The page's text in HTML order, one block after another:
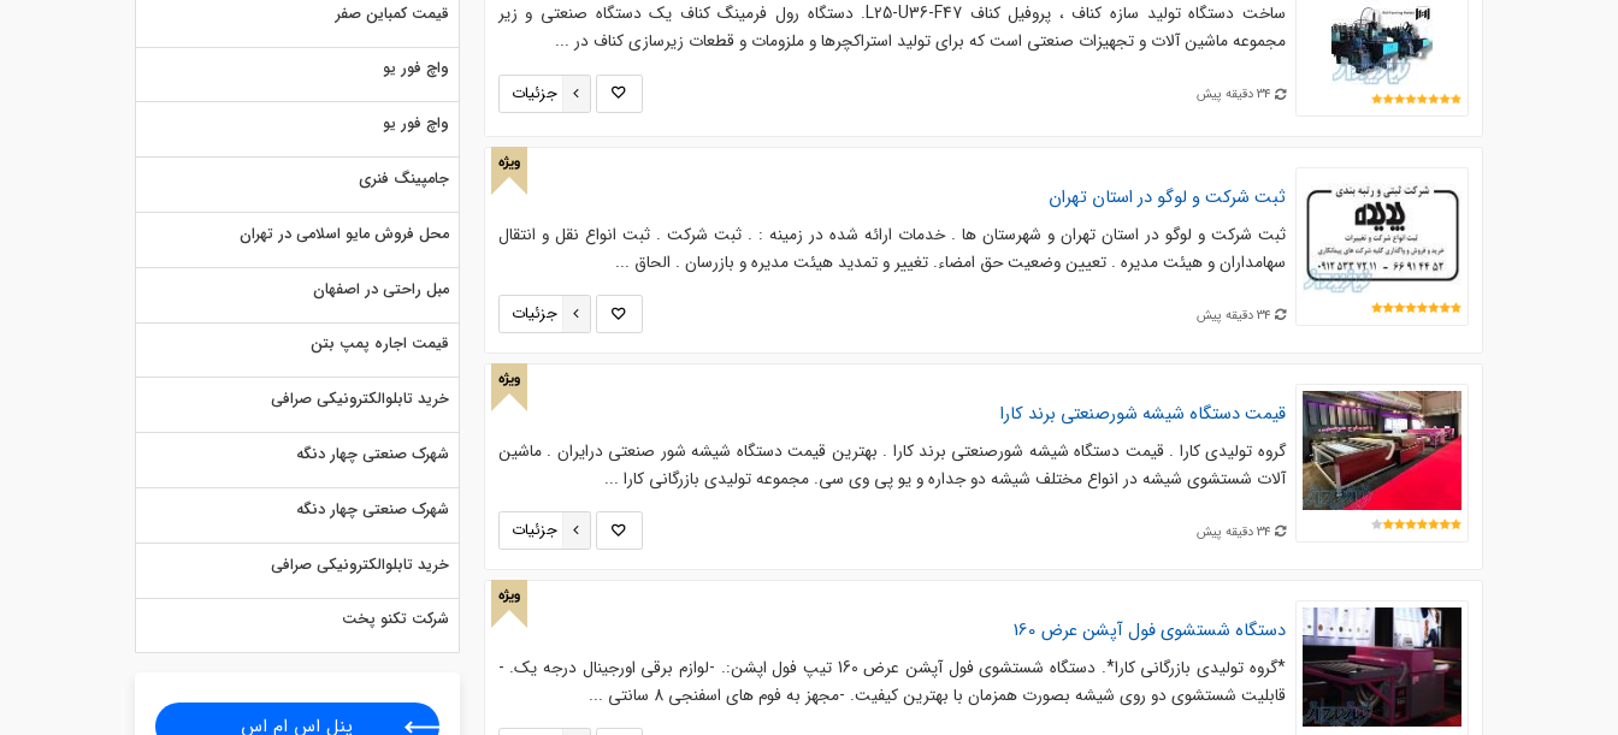
ساخت دستگاه تولید سازه کناف ، پروفیل کناف L25-U36-F47. دستگاه رول فرمینگ کناف یک دستگاه صنعتی و زیر
مجموعه ماشین آلات و تجهیزات صنعتی است که برای تولید استراکچرها و ملزومات و قطعات زیرسازی کناف‌ در ...
34 دقیقه پیش جزئیات
ویژه
ثبت شرکت و لوگو در استان تهران
ثبت شرکت و لوگو در استان تهران و شهرستان ها . خدمات ارائه شده در زمینه : . ثبت شرکت . ثبت انواع نقل و انتقال
سهامداران و هیئت مدیره . تعیین وضعیت حق امضاء. تغییر و تمدید هیئت مدیره و بازرسان . الحاق ...
34 دقیقه پیش جزئیات
ویژه
قیمت دستگاه شیشه شورصنعتی برند کارا
گروه تولیدی کارا . قیمت دستگاه شیشه شورصنعتی برند کارا . بهترین قیمت دستگاه شیشه شور صنعتی درایران . ماشین
آلات شستشوی شیشه در انواع مختلف شیشه دو جداره و یو پی وی سی. مجموعه تولیدی بازرگانی کارا ...
34 دقیقه پیش جزئیات
ویژه
دستگاه شستشوی فول آپشن عرض 160
*گروه تولیدی بازرگانی کارا*. دستگاه شستشوی فول آپشن عرض 160 تیپ فول اپشن:. -لوازم برقی اورجینال درجه یک. -
قابلیت شستشوی دو روی شیشه بصورت همزمان با بهترین کیفیت. -مجهز به فوم های اسفنجی 8 سانتی ...
قیمت کمباین صفر
واچ فور یو
واچ فور یو
جامپینگ فنری
محل فروش مایو اسلامی در تهران
مبل راحتی در اصفهان
قیمت اجاره پمپ بتن
خرید تابلوالکترونیکی صرافی
شهرک صنعتی چهار دنگه
شهرک صنعتی چهار دنگه
خرید تابلوالکترونیکی صرافی
شرکت تکنو پخت
پنل اس ام اس